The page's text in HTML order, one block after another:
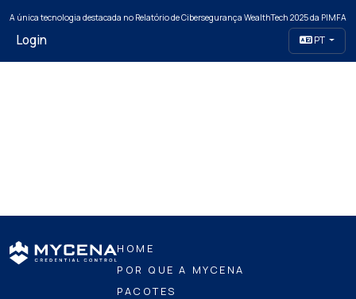
A única tecnologia destacada no Relatório de Cibersegurança WealthTech 2025 da PIMFA
Login PT
HOME
POR QUE A MYCENA
PACOTES